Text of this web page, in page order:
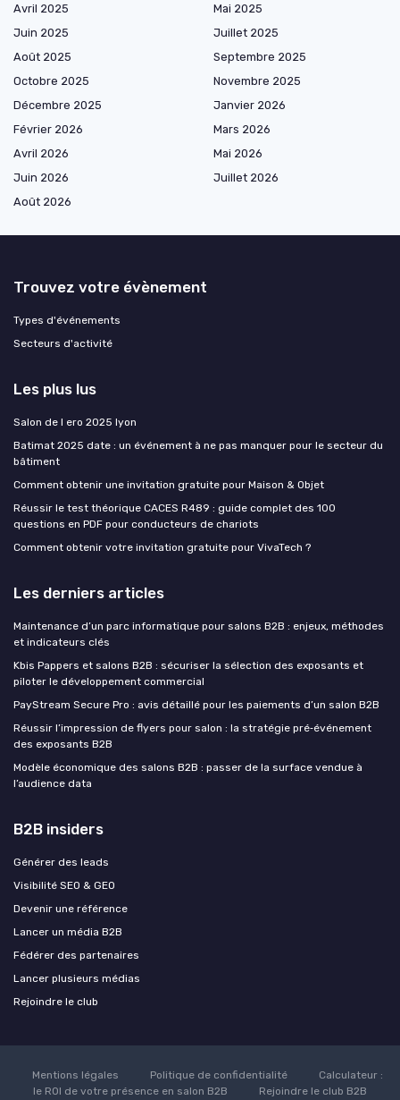
Avril 2025
Mai 2025
Juin 2025
Juillet 2025
Août 2025
Septembre 2025
Octobre 2025
Novembre 2025
Décembre 2025
Janvier 2026
Février 2026
Mars 2026
Avril 2026
Mai 2026
Juin 2026
Juillet 2026
Août 2026
Trouvez votre évènement
Types d'événements
Secteurs d'activité
Les plus lus
Salon de l ero 2025 lyon
Batimat 2025 date : un événement à ne pas manquer pour le secteur du
bâtiment
Comment obtenir une invitation gratuite pour Maison & Objet
Réussir le test théorique CACES R489 : guide complet des 100
questions en PDF pour conducteurs de chariots
Comment obtenir votre invitation gratuite pour VivaTech ?
Les derniers articles
Maintenance d’un parc informatique pour salons B2B : enjeux, méthodes
et indicateurs clés
Kbis Pappers et salons B2B : sécuriser la sélection des exposants et
piloter le développement commercial
PayStream Secure Pro : avis détaillé pour les paiements d’un salon B2B
Réussir l’impression de flyers pour salon : la stratégie pré‑événement
des exposants B2B
Modèle économique des salons B2B : passer de la surface vendue à
l’audience data
B2B insiders
Générer des leads
Visibilité SEO & GEO
Devenir une référence
Lancer un média B2B
Fédérer des partenaires
Lancer plusieurs médias
Rejoindre le club
Mentions légales Politique de confidentialité
Calculateur :
le ROI de votre présence en salon B2B
Rejoindre le club B2B